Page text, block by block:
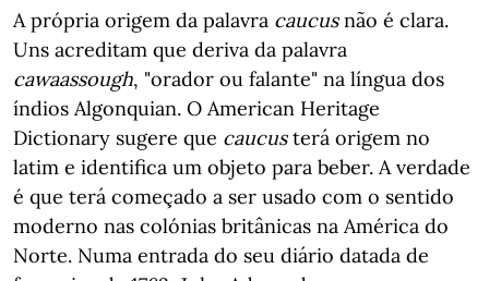
A própria origem da palavra caucusnão é clara.
Uns acreditam que deriva da palavra
cawaassough, "orador ou falante" na língua dos
índios Algonquian. O American Heritage
Dictionary sugere que caucusterá origem no
latim e identifica um objeto para beber. A verdade
é que terá começado a ser usado com o sentido
moderno nas colónias britânicas na América do
Norte. Numa entrada do seu diário datada de